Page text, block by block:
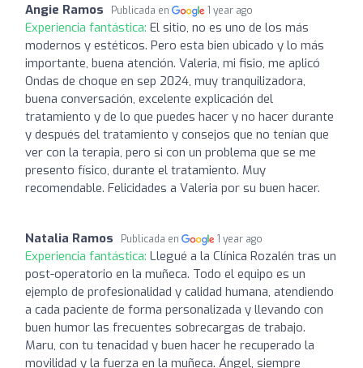
Angie Ramos Publicada en 1 year ago
Experiencia fantástica: El sitio, no es uno de los más
modernos y estéticos. Pero esta bien ubicado y lo más
importante, buena atención. Valeria, mi fisio, me aplicó
Ondas de choque en sep 2024, muy tranquilizadora,
buena conversación, excelente explicación del
tratamiento y de lo que puedes hacer y no hacer durante
y después del tratamiento y consejos que no tenían que
ver con la terapia, pero si con un problema que se me
presento físico, durante el tratamiento. Muy
recomendable. Felicidades a Valeria por su buen hacer.
Natalia Ramos Publicada en 1 year ago
Experiencia fantástica: Llegué a la Clínica Rozalén tras un
post-operatorio en la muñeca. Todo el equipo es un
ejemplo de profesionalidad y calidad humana, atendiendo
a cada paciente de forma personalizada y llevando con
buen humor las frecuentes sobrecargas de trabajo.
Maru, con tu tenacidad y buen hacer he recuperado la
movilidad y la fuerza en la muñeca. Ángel, siempre